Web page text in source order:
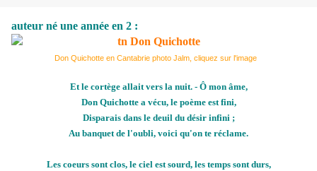
auteur né une année en 2 :
Don Quichotte en Cantabrie photo Jalm, cliquez sur l'image
Et le cortège allait vers la nuit. - Ô mon âme,
Don Quichotte a vécu, le poème est fini,
Disparais dans le deuil du désir infini ;
Au banquet de l'oubli, voici qu'on te réclame.
Les coeurs sont clos, le ciel est sourd, les temps sont durs,